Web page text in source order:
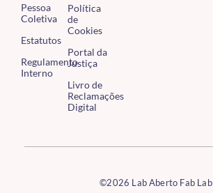
Pessoa
Coletiva
Estatutos
Regulamento
Interno
Política
de
Cookies
Portal da
Justiça
Livro de
Reclamações
Digital
©2026 Lab Aberto Fab Lab